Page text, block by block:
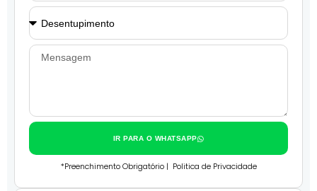
IR PARA O WHATSAPP
*Preenchimento Obrigatório | Politica de Privacidade